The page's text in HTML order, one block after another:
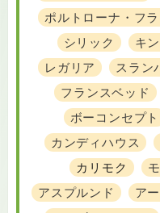
ポルトローナ・フラ
シリック
キ
レガリア
スラン
フランスベッド
ボーコンセプト
カンディハウス
カリモク
アスプルンド
ア